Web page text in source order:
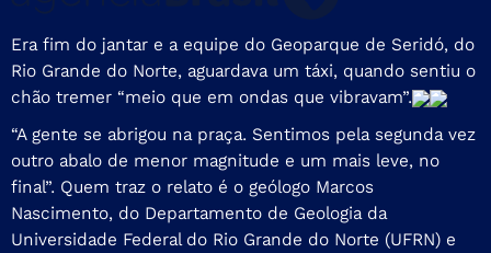
Era fim do jantar e a equipe do Geoparque de Seridó, do
Rio Grande do Norte, aguardava um táxi, quando sentiu o
chão tremer “meio que em ondas que vibravam”.
“A gente se abrigou na praça. Sentimos pela segunda vez
outro abalo de menor magnitude e um mais leve, no
final”. Quem traz o relato é o geólogo Marcos
Nascimento, do Departamento de Geologia da
Universidade Federal do Rio Grande do Norte (UFRN) e